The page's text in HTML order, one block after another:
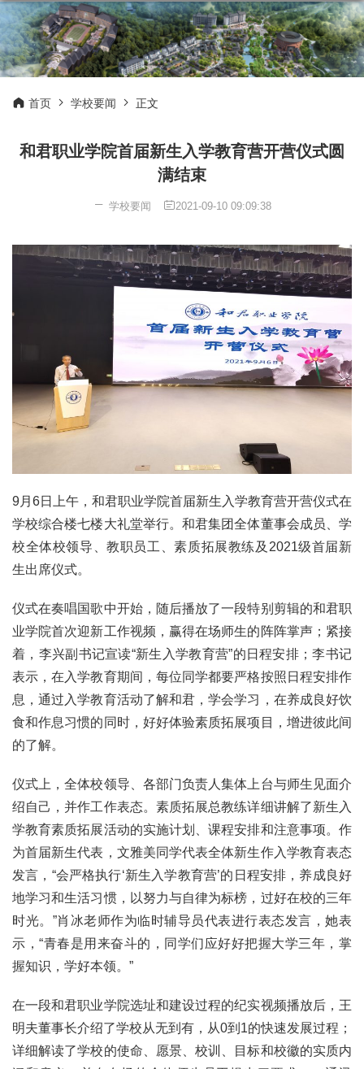
首页 学校要闻 正文
和君职业学院首届新生入学教育营开营仪式圆
满结束
学校要闻 2021-09-10 09:09:38
9月6日上午，和君职业学院首届新生入学教育营开营仪式在
学校综合楼七楼大礼堂举行。和君集团全体董事会成员、学
校全体校领导、教职员工、素质拓展教练及2021级首届新
生出席仪式。
仪式在奏唱国歌中开始，随后播放了一段特别剪辑的和君职
业学院首次迎新工作视频，赢得在场师生的阵阵掌声；紧接
着，李兴副书记宣读“新生入学教育营”的日程安排；李书记
表示，在入学教育期间，每位同学都要严格按照日程安排作
息，通过入学教育活动了解和君，学会学习，在养成良好饮
食和作息习惯的同时，好好体验素质拓展项目，增进彼此间
的了解。
仪式上，全体校领导、各部门负责人集体上台与师生见面介
绍自己，并作工作表态。素质拓展总教练详细讲解了新生入
学教育素质拓展活动的实施计划、课程安排和注意事项。作
为首届新生代表，文雅美同学代表全体新生作入学教育表态
发言，“会严格执行‘新生入学教育营’的日程安排，养成良好
地学习和生活习惯，以努力与自律为标榜，过好在校的三年
时光。”肖冰老师作为临时辅导员代表进行表态发言，她表
示，“青春是用来奋斗的，同学们应好好把握大学三年，掌
握知识，学好本领。”
在一段和君职业学院选址和建设过程的纪实视频播放后，王
明夫董事长介绍了学校从无到有，从0到1的快速发展过程；
详细解读了学校的使命、愿景、校训、目标和校徽的实质内